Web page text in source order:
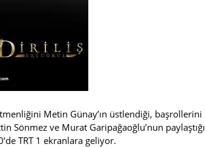
Metin Günay’ın üstlendiği, başrollerini
Sönmez ve Murat Garipağaoğlu’nun paylaştığı
TRT 1 ekranlara geliyor.